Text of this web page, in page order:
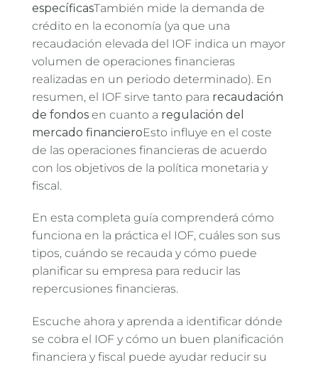
específicasTambién mide la demanda de
crédito en la economía (ya que una
recaudación elevada del IOF indica un mayor
volumen de operaciones financieras
realizadas en un periodo determinado). En
resumen, el IOF sirve tanto para recaudación
de fondos en cuanto a regulación del
mercado financieroEsto influye en el coste
de las operaciones financieras de acuerdo
con los objetivos de la política monetaria y
fiscal.
En esta completa guía comprenderá cómo
funciona en la práctica el IOF, cuáles son sus
tipos, cuándo se recauda y cómo puede
planificar su empresa para reducir las
repercusiones financieras.
Escuche ahora y aprenda a identificar dónde
se cobra el IOF y cómo un buen planificación
financiera y fiscal puede ayudar reducir su